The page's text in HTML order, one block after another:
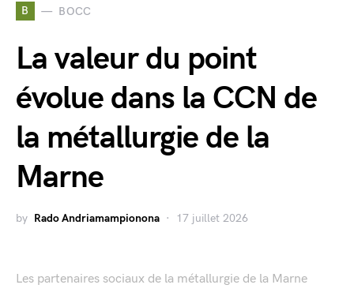
B BOCC
La valeur du point
évolue dans la CCN de
la métallurgie de la
Marne
by Rado Andriamampionona 17 juillet 2026
Les partenaires sociaux de la métallurgie de la Marne